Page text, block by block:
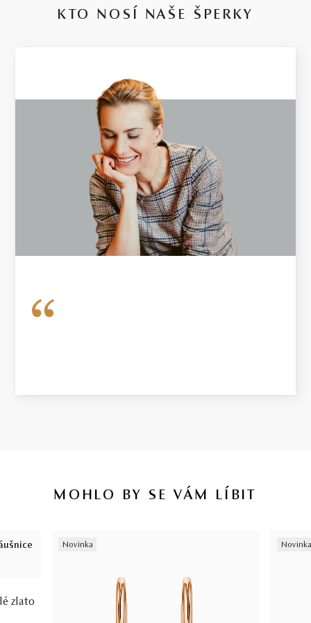
2.65 g
VÁHA
V případě šperku vyrobeného na míru se může hmotnost použitých
diamantů lišit od uvedené hmotnosti o 5%. U diamantů o hmotnosti
0.30ct a vyšší bude dodržena uvedená nebo vyšší hmotnost.
Hmotnost drahého kovu se u těchto šperků může od uvedené
hmotnosti lišit o 20 %.
KTO NOSÍ NAŠE ŠPERKY
MOHLO BY SE VÁM LÍBIT
zlato
Novinka Novinka